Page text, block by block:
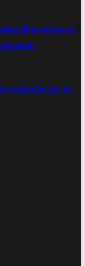
Illia refuerza
acciones por la